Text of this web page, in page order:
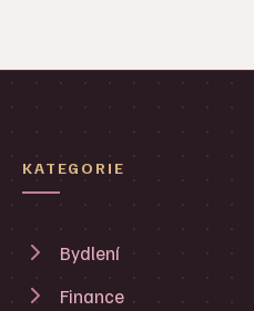
KATEGORIE
Bydlení
Finance